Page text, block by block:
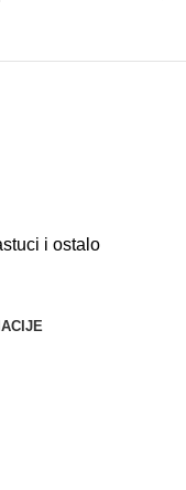
i ostalo